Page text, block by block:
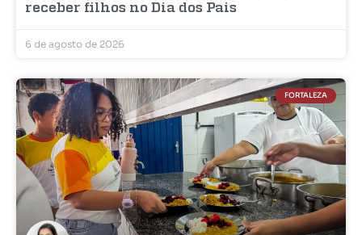
receber filhos no Dia dos Pais
6 de agosto de 2026
FORTALEZA